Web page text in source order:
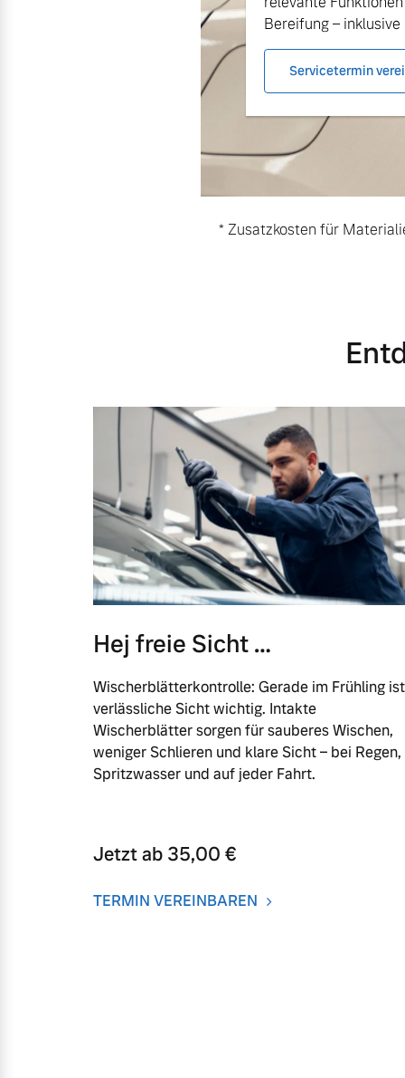
Mehr erfahren
Frühjahrscheck
Entdecken Sie unsere saisonalen
Mehr erfahren
Bereifung –
Servicetermin
* Zusatzkosten für
Hej freie Sicht …
Wischerblätterkontrolle: Gerade im Frühling ist
verlässliche Sicht wichtig. Intakte
Wischerblätter sorgen für sauberes Wischen,
weniger Schlieren und klare Sicht – bei Regen,
Spritzwasser und auf jeder Fahrt.
Jetzt ab 35,00 €
TERMIN VEREINBAREN